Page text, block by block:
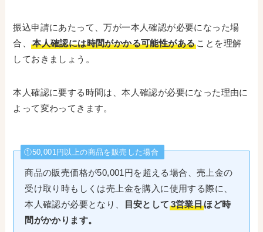
振込申請にあたって、万が一本人確認が必要になった場
合、本人確認には時間がかかる可能性がある ことを理解
しておきましょう。
本人確認に要する時間は、本人確認が必要になった理由に
よって変わってきます。
①50,001円以上の商品を販売した場合
商品の販売価格が50,001円を超える場合、売上金の
受け取り時もしくは売上金を購入に使用する際に、
本人確認が必要となり、
目安として 3営業日ほど時
間がかかります。